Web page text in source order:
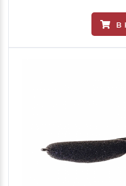
в